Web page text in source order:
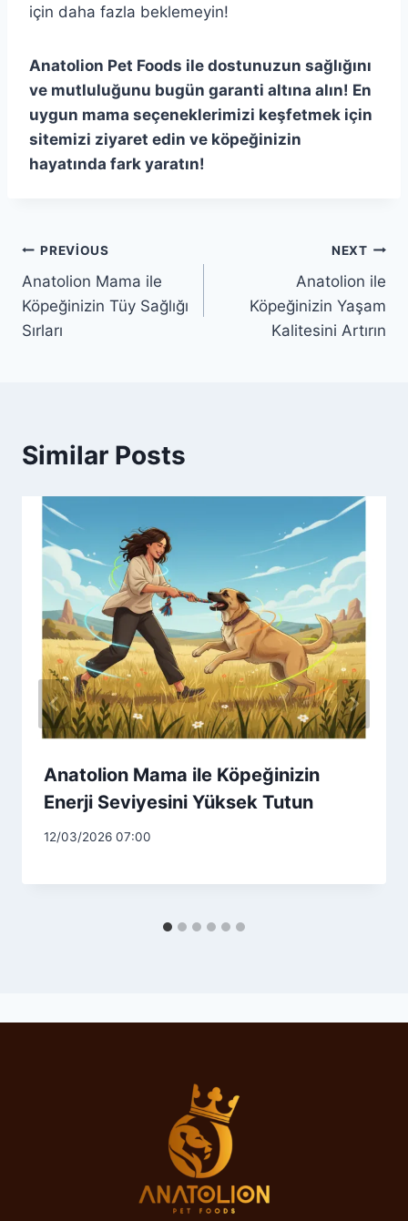
için daha fazla beklemeyin!
Anatolion Pet Foods ile dostunuzun sağlığını
ve mutluluğunu bugün garanti altına alın! En
uygun mama seçeneklerimizi keşfetmek için
sitemizi ziyaret edin ve köpeğinizin
hayatında fark yaratın!
Yazı
gezinmesi
PREVIOUS
Anatolion Mama ile
Köpeğinizin Tüy Sağlığı
Sırları
NEXT
Anatolion ile
Köpeğinizin Yaşam
Kalitesini Artırın
Similar Posts
Anatolion Mama ile Köpeğinizin
Enerji Seviyesini Yüksek Tutun
12/03/2026 07:00